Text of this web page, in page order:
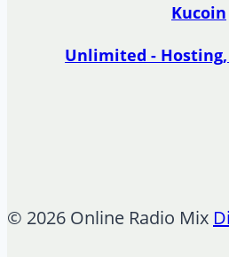
Kucoin
Unlimited - Hosting,
© 2026 Online Radio Mix